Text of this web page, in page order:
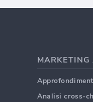
Analisi cross-